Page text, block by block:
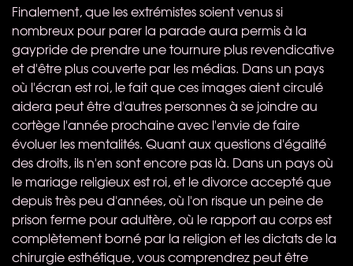
Finalement, que les extrémistes soient venus si
nombreux pour parer la parade aura permis à la
gaypride de prendre une tournure plus revendicative
et d'être plus couverte par les médias. Dans un pays
où l'écran est roi, le fait que ces images aient circulé
aidera peut être d'autres personnes à se joindre au
cortège l'année prochaine avec l'envie de faire
évoluer les mentalités. Quant aux questions d'égalité
des droits, ils n'en sont encore pas là. Dans un pays où
le mariage religieux est roi, et le divorce accepté que
depuis très peu d'années, où l'on risque un peine de
prison ferme pour adultère, où le rapport au corps est
complètement borné par la religion et les dictats de la
chirurgie esthétique, vous comprendrez peut être